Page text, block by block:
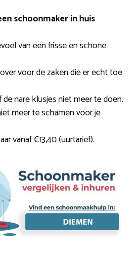
schoonmaker in huis
van een frisse en schone
voor de zaken die er echt toe
nare klusjes niet meer te doen.
meer te schamen voor je
vanaf €13,40 (uurtarief).